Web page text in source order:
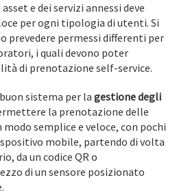
e dei servizi annessi deve
per ogni tipologia di utenti. Si
prevedere permessi differenti per
i quali devono poter
di prenotazione self-service.
sistema per la gestione degli
la prenotazione delle
semplice e veloce, con pochi
mobile, partendo di volta
da un codice QR o
di un sensore posizionato